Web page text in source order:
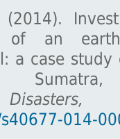
(2014).
of an
a case study
014-